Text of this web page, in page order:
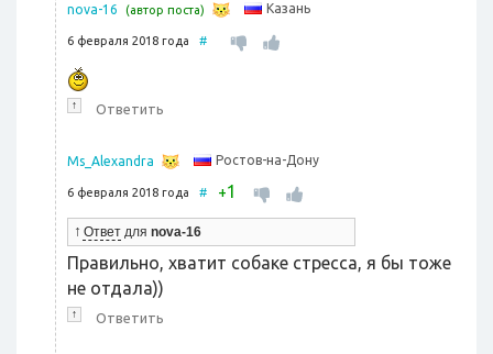
nova-16 (автор поста) Казань
6 февраля 2018 года #
↑ Ответить
Ms_Alexandra Ростов-на-Дону
6 февраля 2018 года # +1
↑ Ответ для nova-16
Правильно, хватит собаке стресса, я бы тоже
не отдала))
↑ Ответить